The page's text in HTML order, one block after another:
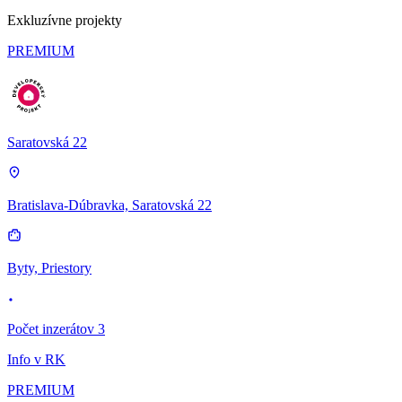
Exkluzívne projekty
PREMIUM
Saratovská 22
Bratislava-Dúbravka, Saratovská 22
Byty, Priestory
Počet inzerátov 3
Info v RK
PREMIUM